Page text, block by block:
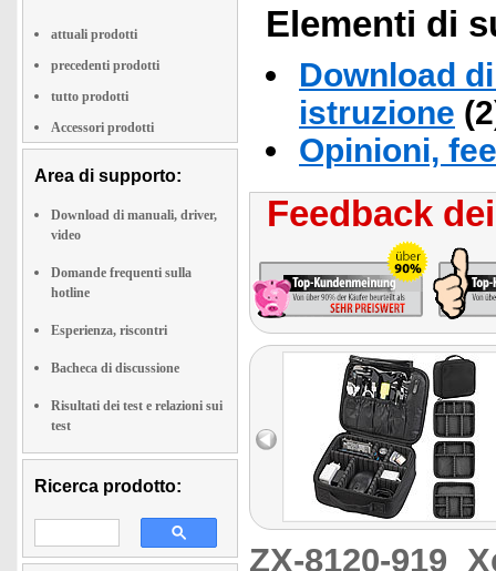
attuali prodotti
precedenti prodotti
tutto prodotti
Accessori prodotti
Area di supporto:
Download di manuali, driver,
video
Domande frequenti sulla
hotline
Esperienza, riscontri
Bacheca di discussione
Risultati dei test e relazioni sui
test
Ricerca prodotto:
Elementi di
Download
istruzione
Opinioni,
Feedback
ZX-8120-919